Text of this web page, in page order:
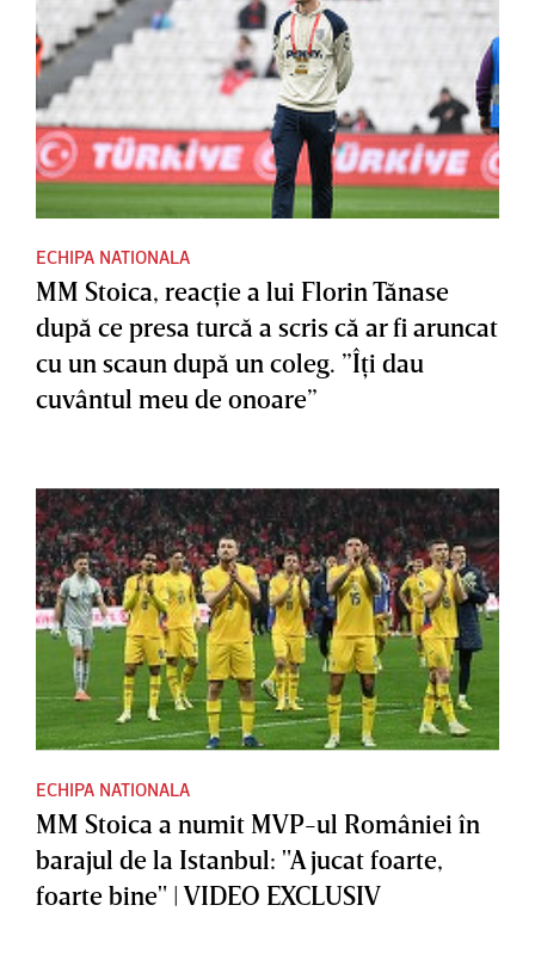
ECHIPA NATIONALA
MM Stoica, reacţie a lui Florin Tănase
după ce presa turcă a scris că ar fi aruncat
cu un scaun după un coleg. ”Îţi dau
cuvântul meu de onoare”
ECHIPA NATIONALA
MM Stoica a numit MVP-ul României în
barajul de la Istanbul: "A jucat foarte,
foarte bine" | VIDEO EXCLUSIV